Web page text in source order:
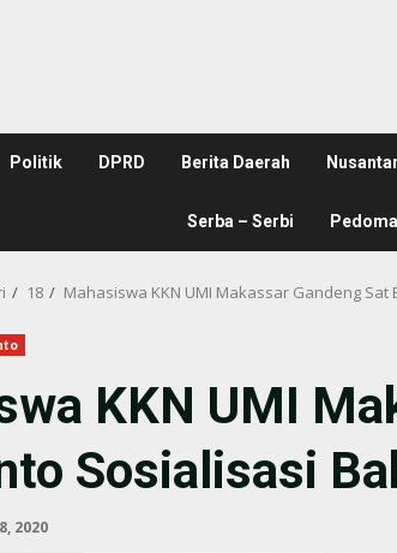
Politik DPRD Berita Daerah
Serba – Serbi
18 Mahasiswa KKN UMI Makassar Gandeng
KKN UMI
Sosialisasi
2020